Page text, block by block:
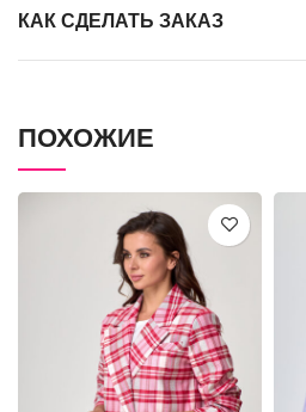
КАК СДЕЛАТЬ ЗАКАЗ
ПОХОЖИЕ